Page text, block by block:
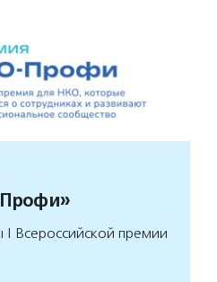
Всероссийской премии